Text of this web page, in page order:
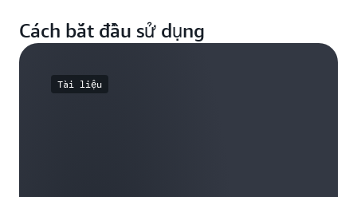
Cách bắt đầu sử dụng
Tài liệu